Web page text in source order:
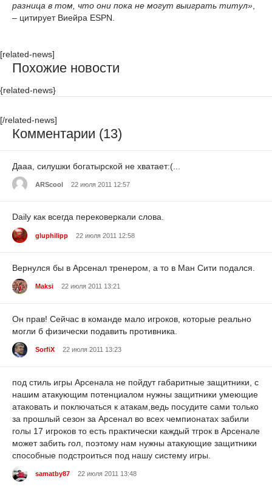
разница в том, что они пока не могут выиграть титул»,
– цитирует Виейра ESPN.
[related-news]
Похожие новости
{related-news}
[/related-news]
Комментарии (13)
Дааа, силушки богатырской не хватает:(...
ARScool 22 июля 2011 12:57
Daily как всегда перековеркали слова.
gluphilipp 22 июля 2011 12:58
Вернулся бы в Арсенал тренером, а то в Ман Сити подался.
Maksi 22 июля 2011 13:21
Он прав! Сейчас в команде мало игроков, которые реально
могли б физически подавить противника.
SorfiX 22 июля 2011 13:23
под стиль игры Арсенала не пойдут габаритные защитники, с
нашим атакующим потенциалом нужны защитники умеющие
атаковать и поключаться к атакам,ведь посудите сами только
за прошлый сезон за Арсенал во всех чемпионатах забили
голы 17 игроков то есть практически каждый тгрок в Арсенале
может забить гол, поэтому нам нужны атакующие защитники
способные подстроиться под нашу систему игры.
samatby87 22 июля 2011 13:48